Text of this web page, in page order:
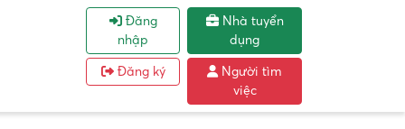
Đăng
nhập
Đăng ký
Nhà tuyển
dụng
Người tìm
việc